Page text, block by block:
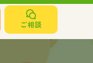
ご相談